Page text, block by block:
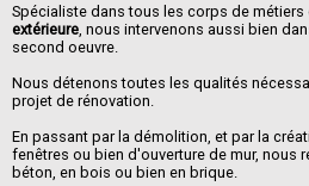
Spécialiste dans tous les corps de métiers
extérieure , nous intervenons aussi bien
second oeuvre.
Nous détenons toutes les qualités
projet de rénovation.
En passant par la démolition, et par la
fenêtres ou bien d'ouverture de mur, nous
béton, en bois ou bien en brique.